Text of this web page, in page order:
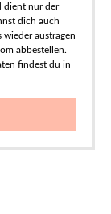
dient nur der
dich auch
wieder austragen
abbestellen.
findest du in